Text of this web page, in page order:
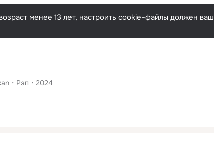
Русский
менее 13 лет, настроить cookie-файлы должен ваш
Рэп 2024